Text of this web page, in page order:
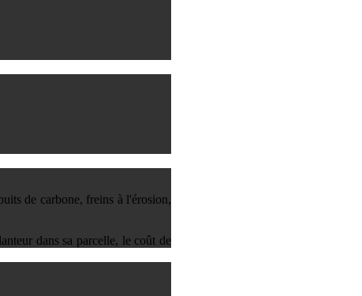
de carbone, freins à l'érosion,
dans sa parcelle, le coût de